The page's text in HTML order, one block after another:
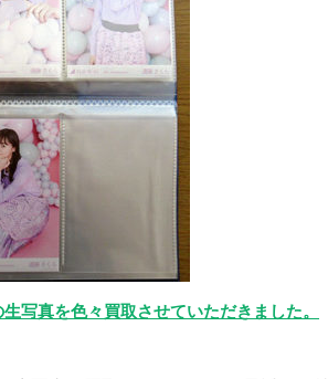
写真を色々買取させていただきました。